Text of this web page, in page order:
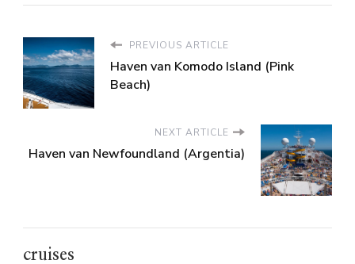
PREVIOUS ARTICLE
Haven van Komodo Island (Pink
Beach)
NEXT ARTICLE
Haven van Newfoundland (Argentia)
cruises